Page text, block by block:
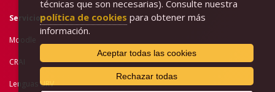
Servicios
Moodle
CRAI
Lenguas URV
técnicas que son necesarias). Consulte nuestra
política de cookies para obtener más
información.
Aceptar todas las cookies
Rechazar todas